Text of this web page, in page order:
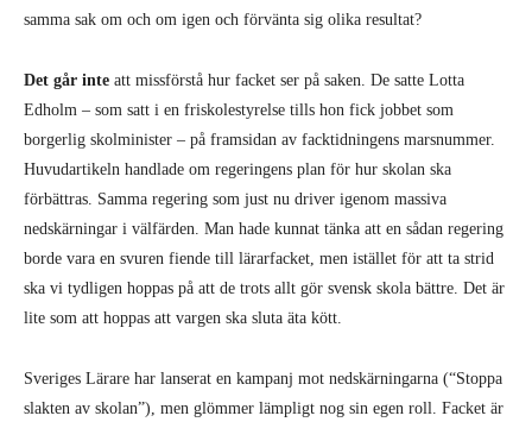
samma sak om och om igen och förvänta sig olika resultat?
Det går inte att missförstå hur facket ser på saken. De satte Lotta
Edholm – som satt i en friskolestyrelse tills hon fick jobbet som
borgerlig skolminister – på framsidan av facktidningens marsnummer.
Huvudartikeln handlade om regeringens plan för hur skolan ska
förbättras. Samma regering som just nu driver igenom massiva
nedskärningar i välfärden. Man hade kunnat tänka att en sådan regering
borde vara en svuren fiende till lärarfacket, men istället för att ta strid
ska vi tydligen hoppas på att de trots allt gör svensk skola bättre. Det är
lite som att hoppas att vargen ska sluta äta kött.
Sveriges Lärare har lanserat en kampanj mot nedskärningarna (“Stoppa
slakten av skolan”), men glömmer lämpligt nog sin egen roll. Facket är